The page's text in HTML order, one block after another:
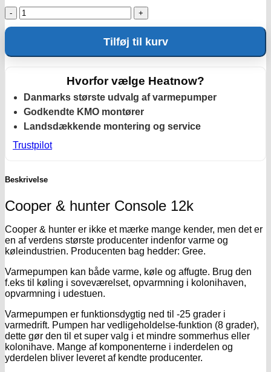
Cooper
&
12
Tilføj til kurv
Hvorfor vælge Heatnow?
Danmarks største udvalg af varmepumper
Godkendte KMO montører
Landsdækkende montering og service
Trustpilot
Beskrivelse
Cooper & hunter Console 12k
Cooper & hunter er ikke et mærke mange kender, men det er
en af verdens største producenter indenfor varme og
køleindustrien. Producenten bag hedder: Gree.
Varmepumpen kan både varme, køle og affugte. Brug den
f.eks til køling i soveværelset, opvarmning i kolonihaven,
opvarmning i udestuen.
Varmepumpen er funktionsdygtig ned til -25 grader i
varmedrift. Pumpen har vedligeholdelse-funktion (8 grader),
dette gør den til et super valg i et mindre sommerhus eller
kolonihave. Mange af komponenterne i inderdelen og
yderdelen bliver leveret af kendte producenter.